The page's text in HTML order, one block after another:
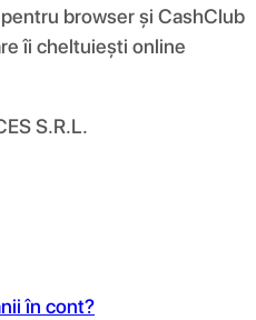
browser și CashClub
îi cheltuiești online
S.R.L.
în cont?